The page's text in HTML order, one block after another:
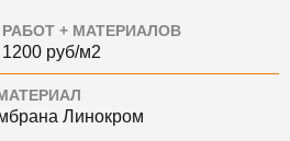
+ МАТЕРИАЛОВ
руб/м2
Линокром